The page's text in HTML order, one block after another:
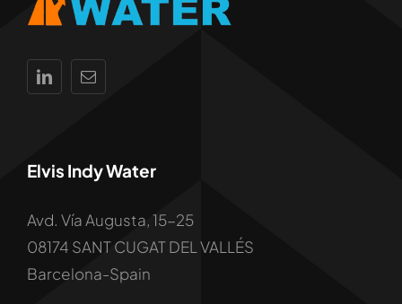
Elvis Indy Water
Avd. Vía Augusta, 15-25
08174 SANT CUGAT DEL VALLÉS
Barcelona-Spain